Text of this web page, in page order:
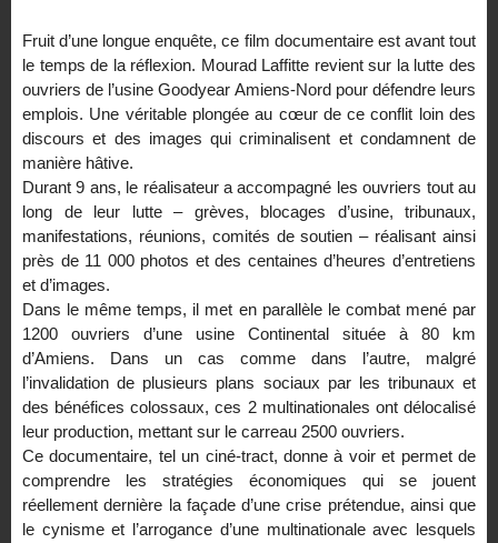
Fruit d’une longue enquête, ce film documentaire est avant tout
le temps de la réflexion. Mourad Laffitte revient sur la lutte des
ouvriers de l’usine Goodyear Amiens-Nord pour défendre leurs
emplois. Une véritable plongée au cœur de ce conflit loin des
discours et des images qui criminalisent et condamnent de
manière hâtive.
Durant 9 ans, le réalisateur a accompagné les ouvriers tout au
long de leur lutte – grèves, blocages d’usine, tribunaux,
manifestations, réunions, comités de soutien – réalisant ainsi
près de 11 000 photos et des centaines d’heures d’entretiens
et d’images.
Dans le même temps, il met en parallèle le combat mené par
1200 ouvriers d’une usine Continental située à 80 km
d’Amiens. Dans un cas comme dans l’autre, malgré
l’invalidation de plusieurs plans sociaux par les tribunaux et
des bénéfices colossaux, ces 2 multinationales ont délocalisé
leur production, mettant sur le carreau 2500 ouvriers.
Ce documentaire, tel un ciné-tract, donne à voir et permet de
comprendre les stratégies économiques qui se jouent
réellement dernière la façade d’une crise prétendue, ainsi que
le cynisme et l’arrogance d’une multinationale avec lesquels